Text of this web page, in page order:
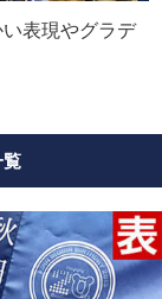
表現やグラデ
覧